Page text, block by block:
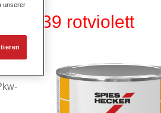
739 rotviolett
unserer